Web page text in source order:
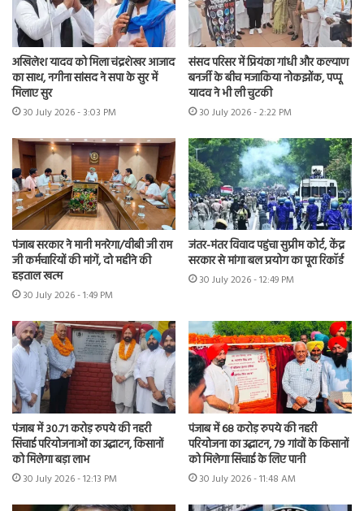
अखिलेश यादव को मिला चंद्रशेखर आजाद
का साथ, नगीना सांसद ने सपा के सुर में
मिलाए सुर
30 July 2026 - 3:03 PM
संसद परिसर में प्रियंका गांधी और कल्याण
बनर्जी के बीच मजाकिया नोकझोंक, पप्पू
यादव ने भी ली चुटकी
30 July 2026 - 2:22 PM
पंजाब सरकार ने मानी मनरेगा/वीबी जी राम
जी कर्मचारियों की मांगें, दो महीने की
हड़ताल खत्म
30 July 2026 - 1:49 PM
जंतर-मंतर विवाद पहुंचा सुप्रीम कोर्ट, केंद्र
सरकार से मांगा बल प्रयोग का पूरा रिकॉर्ड
30 July 2026 - 12:49 PM
पंजाब में 30.71 करोड़ रुपये की नहरी
सिंचाई परियोजनाओं का उद्घाटन, किसानों
को मिलेगा बड़ा लाभ
30 July 2026 - 12:13 PM
पंजाब में 68 करोड़ रुपये की नहरी
परियोजना का उद्घाटन, 79 गांवों के किसानों
को मिलेगा सिंचाई के लिए पानी
30 July 2026 - 11:48 AM